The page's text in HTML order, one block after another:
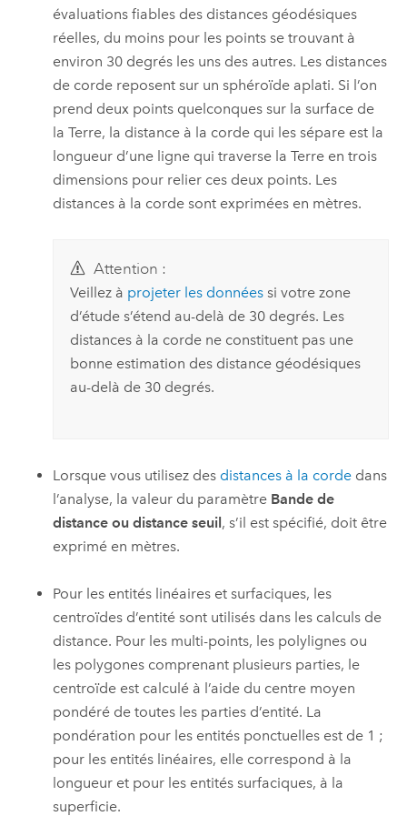
évaluations fiables des distances géodésiques
réelles, du moins pour les points se trouvant à
environ 30 degrés les uns des autres. Les distances
de corde reposent sur un sphéroïde aplati. Si l’on
prend deux points quelconques sur la surface de
la Terre, la distance à la corde qui les sépare est la
longueur d’une ligne qui traverse la Terre en trois
dimensions pour relier ces deux points. Les
distances à la corde sont exprimées en mètres.
Attention :
Veillez à projeter les donnéessi votre zone
d’étude s’étend au-delà de 30 degrés. Les
distances à la corde ne constituent pas une
bonne estimation des distance géodésiques
au-delà de 30 degrés.
Lorsque vous utilisez des distances à la corde dans
l’analyse, la valeur du paramètre Bande de
distance ou distance seuil, s’il est spécifié, doit être
exprimé en mètres.
Pour les entités linéaires et surfaciques, les
centroïdes d’entité sont utilisés dans les calculs de
distance. Pour les multi-points, les polylignes ou
les polygones comprenant plusieurs parties, le
centroïde est calculé à l’aide du centre moyen
pondéré de toutes les parties d’entité. La
pondération pour les entités ponctuelles est de 1 ;
pour les entités linéaires, elle correspond à la
longueur et pour les entités surfaciques, à la
superficie.